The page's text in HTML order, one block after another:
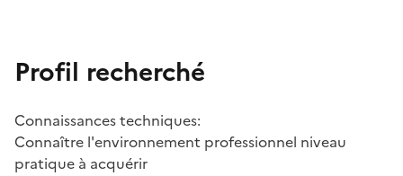
Profil recherché
Connaissances techniques:
Connaître l'environnement professionnel niveau
pratique à acquérir